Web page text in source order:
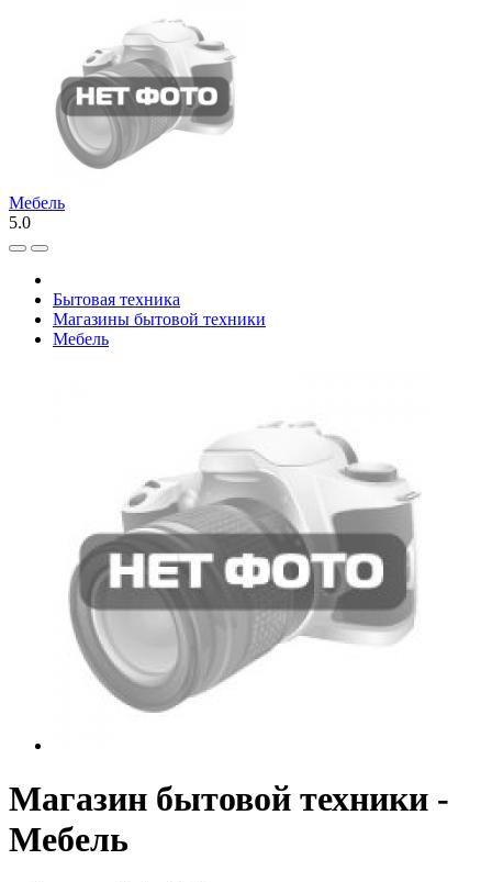
Мебель
5.0
Бытовая техника
Магазины бытовой техники
Мебель
Магазин бытовой техники -
Мебель